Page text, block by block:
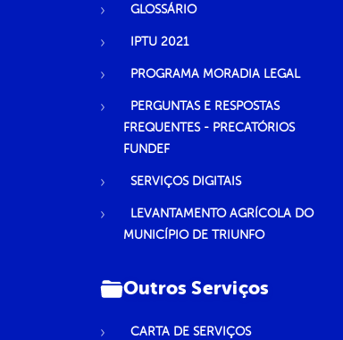
GLOSSÁRIO
IPTU 2021
PROGRAMA MORADIA LEGAL
PERGUNTAS E RESPOSTAS
FREQUENTES - PRECATÓRIOS
FUNDEF
SERVIÇOS DIGITAIS
LEVANTAMENTO AGRÍCOLA DO
MUNICÍPIO DE TRIUNFO
Outros Serviços
CARTA DE SERVIÇOS